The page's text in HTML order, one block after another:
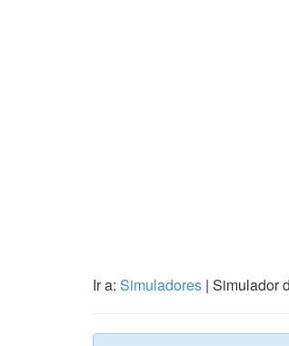
Ir a: Simuladores | Simulador